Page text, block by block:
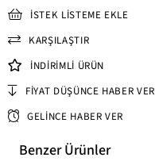
İSTEK LISTEME EKLE
KARŞILAŞTIR
İNDIRIMLI ÜRÜN
FIYAT DÜŞÜNCE HABER VER
GELINCE HABER VER
Benzer Ürünler